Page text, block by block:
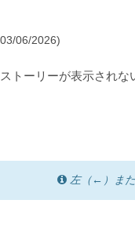
06/2026)
ストーリーが表示され
左（←）ま